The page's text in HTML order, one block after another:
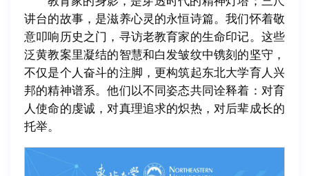
讲台的故事，是滋养心灵的永恒诗篇。我们怀着敬
意叩响历史之门，寻访老教育家的生命印记。这些
泛黄教案里凝结的智慧和白发皱纹中镌刻的坚守，
不仅是个人奋斗的注脚，更构筑起东北大学育人兴
邦的精神谱系。他们以不同姿态共同诠释着：对育
人使命的虔诚，对真理追求的炽热，对后辈成长的
托举。